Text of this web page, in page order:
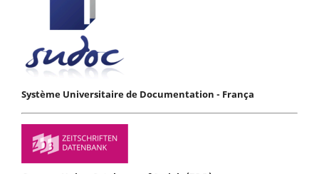
Système Universitaire de Documentation - França